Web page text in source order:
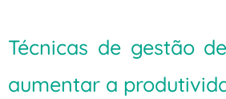
Técnicas de gestão
aumentar a